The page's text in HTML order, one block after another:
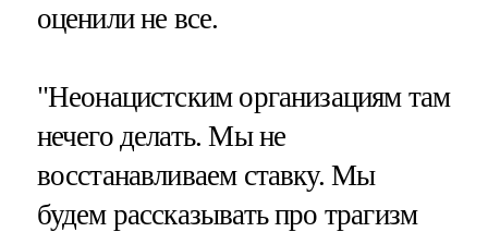
оценили не все.
"Неонацистским организациям там
нечего делать. Мы не
восстанавливаем ставку. Мы
будем рассказывать про трагизм